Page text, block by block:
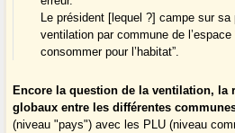
Le président [lequel ?] campe sur
ventilation par commune de l’espace
consommer pour l’habitat”.
Encore la question de la ventilation, la
globaux entre les différentes
(niveau "pays") avec les PLU (niveau